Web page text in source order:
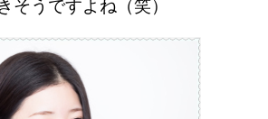
そうですよね（笑）